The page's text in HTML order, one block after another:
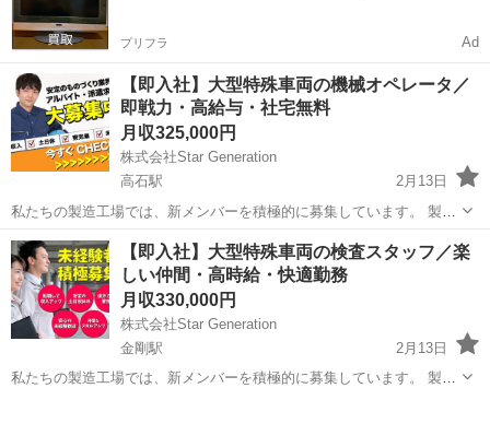
プリフラ Ad
【即入社】大型特殊車両の機械オペレータ／
即戦力・高給与・社宅無料
月収325,000円
株式会社Star Generation
高石駅
2月13日
私たちの製造工場では、新メンバーを積極的に募集しています。 製造
プロセスにおいて、品質と効率を重視しながらチームと協力し、優れ
た製品作りに貢献していただきます。 未経験の方でも、手厚い研修と
サポートが整っているため、安心...
大阪 高石市 高石駅 半導体 未経験
【即入社】大型特殊車両の検査スタッフ／楽
しい仲間・高時給・快適勤務
月収330,000円
株式会社Star Generation
金剛駅
2月13日
私たちの製造工場では、新メンバーを積極的に募集しています。 製造